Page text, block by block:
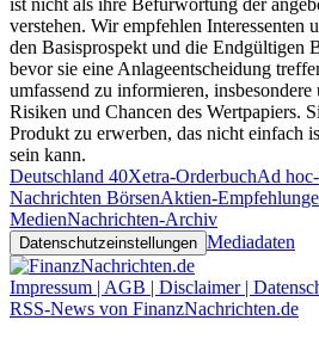
ist nicht als ihre Befürwortung der
verstehen. Wir empfehlen Interessenten
den Basisprospekt und die Endgültigen
bevor sie eine Anlageentscheidung
umfassend zu informieren,
Risiken und Chancen des Wertpapiers.
Produkt zu erwerben, das nicht einfach
sein kann.
Deutschland 40Xetra-OrderbuchAd
Nachrichten BörsenAktien-
MedienNachrichten-Archiv
Datenschutzeinstellungen Mediadaten
Impressum | AGB | Disclaimer |
RSS-News von FinanzNachrichten.de